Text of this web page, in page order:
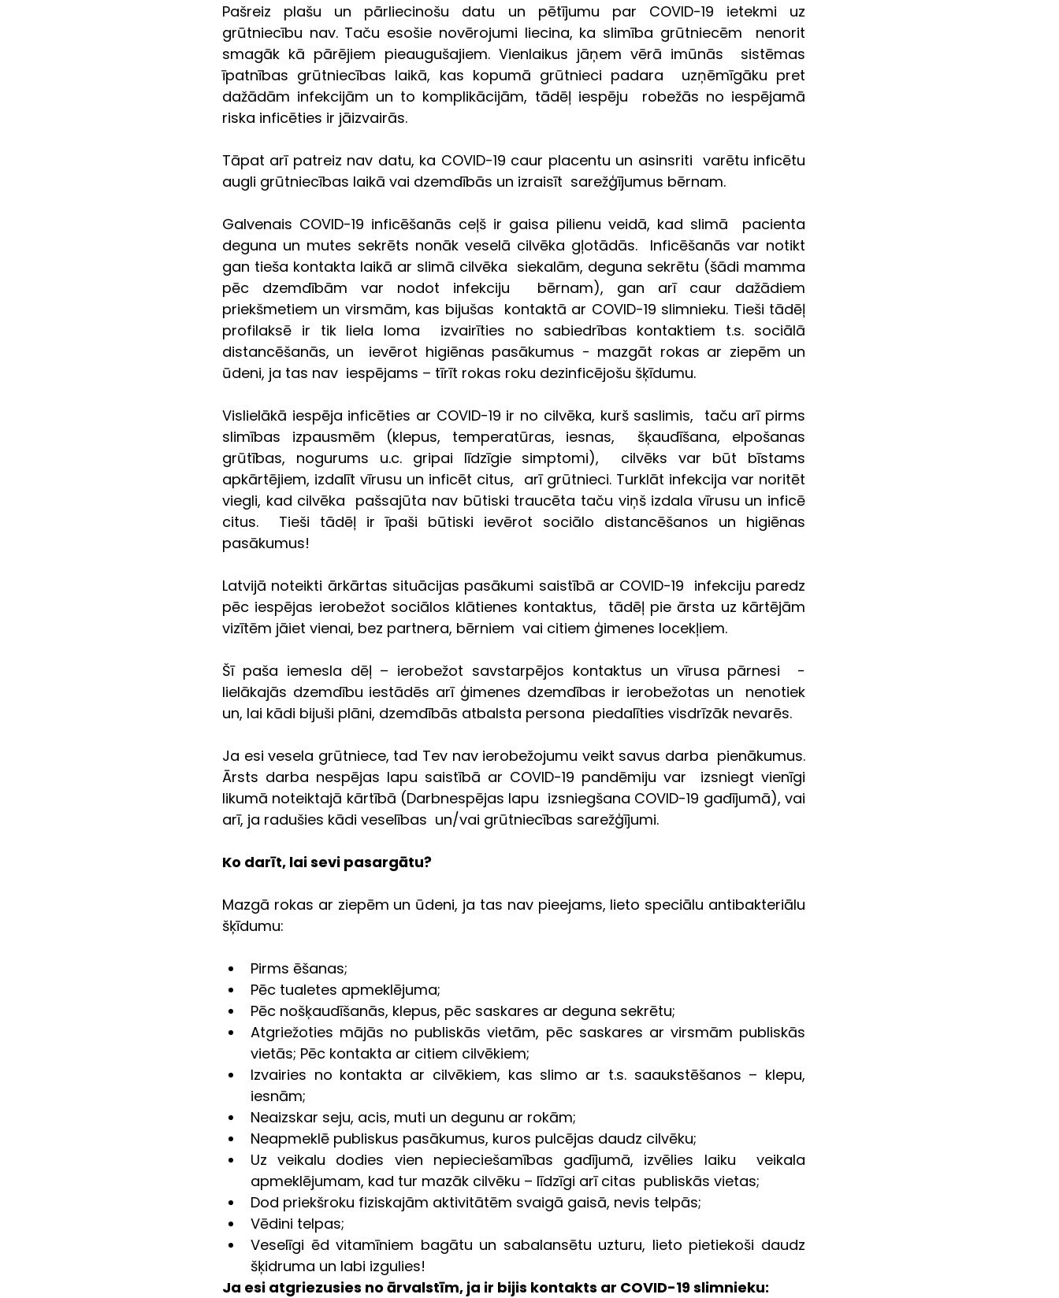
Pašreiz plašu un pārliecinošu datu un pētījumu par COVID-19 ietekmi uz
grūtniecību nav. Taču esošie novērojumi liecina, ka slimība grūtniecēm  nenorit
smagāk kā pārējiem pieaugušajiem. Vienlaikus jāņem vērā imūnās  sistēmas
īpatnības grūtniecības laikā, kas kopumā grūtnieci padara  uzņēmīgāku pret
dažādām infekcijām un to komplikācijām, tādēļ iespēju  robežās no iespējamā
riska inficēties ir jāizvairās.
Tāpat arī patreiz nav datu, ka COVID-19 caur placentu un asinsriti  varētu inficētu
augli grūtniecības laikā vai dzemdībās un izraisīt  sarežģījumus bērnam.
Galvenais COVID-19 inficēšanās ceļš ir gaisa pilienu veidā, kad slimā  pacienta
deguna un mutes sekrēts nonāk veselā cilvēka gļotādās.  Inficēšanās var notikt
gan tieša kontakta laikā ar slimā cilvēka  siekalām, deguna sekrētu (šādi mamma
pēc dzemdībām var nodot infekciju  bērnam), gan arī caur dažādiem
priekšmetiem un virsmām, kas bijušas  kontaktā ar COVID-19 slimnieku. Tieši tādēļ
profilaksē ir tik liela loma  izvairīties no sabiedrības kontaktiem t.s. sociālā
distancēšanās, un  ievērot higiēnas pasākumus - mazgāt rokas ar ziepēm un
ūdeni, ja tas nav  iespējams – tīrīt rokas roku dezinficējošu šķīdumu.
Vislielākā iespēja inficēties ar COVID-19 ir no cilvēka, kurš saslimis,  taču arī pirms
slimības izpausmēm (klepus, temperatūras, iesnas,  šķaudīšana, elpošanas
grūtības, nogurums u.c. gripai līdzīgie simptomi),  cilvēks var būt bīstams
apkārtējiem, izdalīt vīrusu un inficēt citus,  arī grūtnieci. Turklāt infekcija var noritēt
viegli, kad cilvēka  pašsajūta nav būtiski traucēta taču viņš izdala vīrusu un inficē
citus.  Tieši tādēļ ir īpaši būtiski ievērot sociālo distancēšanos un higiēnas
pasākumus!
Latvijā noteikti ārkārtas situācijas pasākumi saistībā ar COVID-19  infekciju paredz
pēc iespējas ierobežot sociālos klātienes kontaktus,  tādēļ pie ārsta uz kārtējām
vizītēm jāiet vienai, bez partnera, bērniem  vai citiem ģimenes locekļiem.
Šī paša iemesla dēļ – ierobežot savstarpējos kontaktus un vīrusa pārnesi  -
lielākajās dzemdību iestādēs arī ģimenes dzemdības ir ierobežotas un  nenotiek
un, lai kādi bijuši plāni, dzemdībās atbalsta persona  piedalīties visdrīzāk nevarēs.
Ja esi vesela grūtniece, tad Tev nav ierobežojumu veikt savus darba  pienākumus.
Ārsts darba nespējas lapu saistībā ar COVID-19 pandēmiju var  izsniegt vienīgi
likumā noteiktajā kārtībā (Darbnespējas lapu  izsniegšana COVID-19 gadījumā), vai
arī, ja radušies kādi veselības  un/vai grūtniecības sarežģījumi.
Ko darīt, lai sevi pasargātu?
Mazgā rokas ar ziepēm un ūdeni, ja tas nav pieejams, lieto speciālu antibakteriālu
šķīdumu:
Pirms ēšanas;
Pēc tualetes apmeklējuma;
Pēc nošķaudīšanās, klepus, pēc saskares ar deguna sekrētu;
Atgriežoties mājās no publiskās vietām, pēc saskares ar virsmām publiskās
vietās; Pēc kontakta ar citiem cilvēkiem;
Izvairies no kontakta ar cilvēkiem, kas slimo ar t.s. saaukstēšanos – klepu,
iesnām;
Neaizskar seju, acis, muti un degunu ar rokām;
Neapmeklē publiskus pasākumus, kuros pulcējas daudz cilvēku;
Uz veikalu dodies vien nepieciešamības gadījumā, izvēlies laiku  veikala
apmeklējumam, kad tur mazāk cilvēku – līdzīgi arī citas  publiskās vietas;
Dod priekšroku fiziskajām aktivitātēm svaigā gaisā, nevis telpās;
Vēdini telpas;
Veselīgi ēd vitamīniem bagātu un sabalansētu uzturu, lieto pietiekoši daudz
šķidruma un labi izgulies!
Ja esi atgriezusies no ārvalstīm, ja ir bijis kontakts ar COVID-19 slimnieku: